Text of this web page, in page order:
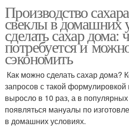
Производство
свеклы в домашних
сделать сахар дома:
потребуется и
сэкономить
Как можно сделать сахар дома?
запросов с такой формулировкой
выросло в 10 раз, а в
появляться мануалы по
в домашних условиях.